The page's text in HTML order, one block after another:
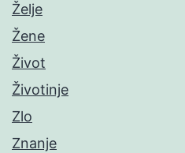
Želje
Žene
Život
Životinje
Zlo
Znanje